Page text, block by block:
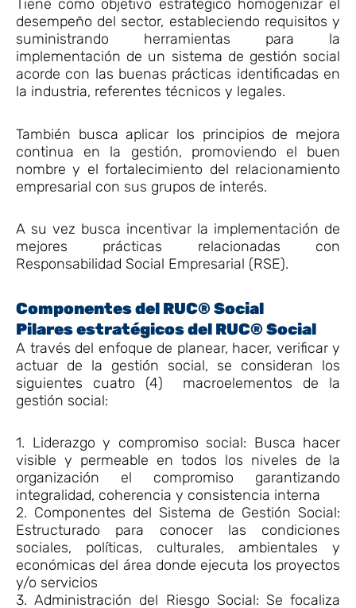
Tiene como objetivo estratégico homogenizar el
desempeño del sector, estableciendo requisitos y
suministrando herramientas para la
implementación de un sistema de gestión social
acorde con las buenas prácticas identificadas en
la industria, referentes técnicos y legales.
También busca aplicar los principios de mejora
continua en la gestión, promoviendo el buen
nombre y el fortalecimiento del relacionamiento
empresarial con sus grupos de interés.
A su vez busca incentivar la implementación de
mejores prácticas relacionadas con
Responsabilidad Social Empresarial (RSE).
Componentes del RUC® Social
Pilares estratégicos del RUC® Social
A través del enfoque de planear, hacer, verificar y
actuar de la gestión social, se consideran los
siguientes cuatro (4) macroelementos de la
gestión social:
1. Liderazgo y compromiso social: Busca hacer
visible y permeable en todos los niveles de la
organización el compromiso garantizando
integralidad, coherencia y consistencia interna
2. Componentes del Sistema de Gestión Social:
Estructurado para conocer las condiciones
sociales, políticas, culturales, ambientales y
económicas del área donde ejecuta los proyectos
y/o servicios
3. Administración del Riesgo Social: Se focaliza